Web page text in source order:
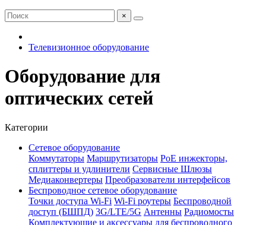
×
Телевизионное оборудование
Оборудование для
оптических сетей
Категории
Сетевое оборудование
Коммутаторы Маршрутизаторы PoE инжекторы,
сплиттеры и удлинители Сервисные Шлюзы
Медиаконвертеры Преобразователи интерфейсов
Беспроводное сетевое оборудование
Точки доступа Wi-Fi Wi-Fi роутеры Беспроводной
доступ (БШПД) 3G/LTE/5G Антенны Радиомосты
Комплектующие и аксессуары для беспроводного